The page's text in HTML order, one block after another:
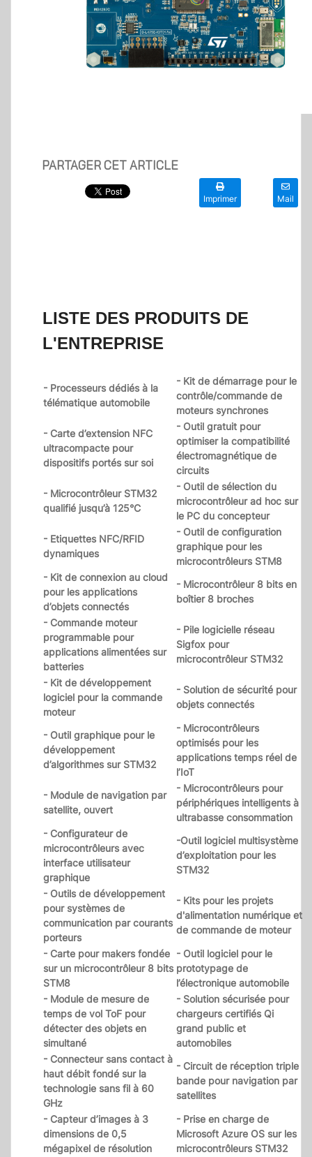
PARTAGER CET ARTICLE
Imprimer Mail
LISTE DES PRODUITS DE
L'ENTREPRISE
- Processeurs dédiés à la
télématique automobile
- Kit de démarrage pour le
contrôle/commande de
moteurs synchrones
- Carte d’extension NFC
ultracompacte pour
dispositifs portés sur soi
- Outil gratuit pour
optimiser la compatibilité
électromagnétique de
circuits
- Microcontrôleur STM32
qualifié jusqu’à 125°C
- Outil de sélection du
microcontrôleur ad hoc sur
le PC du concepteur
- Etiquettes NFC/RFID
dynamiques
- Outil de configuration
graphique pour les
microcontrôleurs STM8
- Kit de connexion au cloud
pour les applications
d’objets connectés
- Microcontrôleur 8 bits en
boîtier 8 broches
- Commande moteur
programmable pour
applications alimentées sur
batteries
- Pile logicielle réseau
Sigfox pour
microcontrôleur STM32
- Kit de développement
logiciel pour la commande
moteur
- Solution de sécurité pour
objets connectés
- Outil graphique pour le
développement
d’algorithmes sur STM32
- Microcontrôleurs
optimisés pour les
applications temps réel de
l’IoT
- Module de navigation par
satellite, ouvert
- Microcontrôleurs pour
périphériques intelligents à
ultrabasse consommation
- Configurateur de
microcontrôleurs avec
interface utilisateur
graphique
-Outil logiciel multisystème
d’exploitation pour les
STM32
- Outils de développement
pour systèmes de
communication par courants
porteurs
- Kits pour les projets
d'alimentation numérique et
de commande de moteur
- Carte pour makers fondée
sur un microcontrôleur 8 bits
STM8
- Outil logiciel pour le
prototypage de
l’électronique automobile
- Module de mesure de
temps de vol ToF pour
détecter des objets en
simultané
- Solution sécurisée pour
chargeurs certifiés Qi
grand public et
automobiles
- Connecteur sans contact à
haut débit fondé sur la
technologie sans fil à 60
GHz
- Circuit de réception triple
bande pour navigation par
satellites
- Capteur d’images à 3
dimensions de 0,5
mégapixel de résolution
- Prise en charge de
Microsoft Azure OS sur les
microcontrôleurs STM32